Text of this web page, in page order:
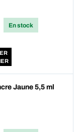
En stock
Jaune 5,5 ml